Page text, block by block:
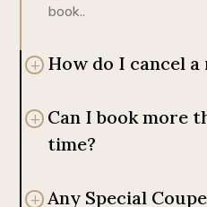
book..
How do I cancel
Can I book more
time?
Any Special